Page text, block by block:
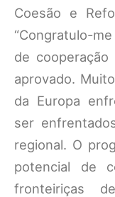
Coesão e
“Congratulo-
de
aprovado.
da Europa
ser
regional. O
potencial de
fronteiriças